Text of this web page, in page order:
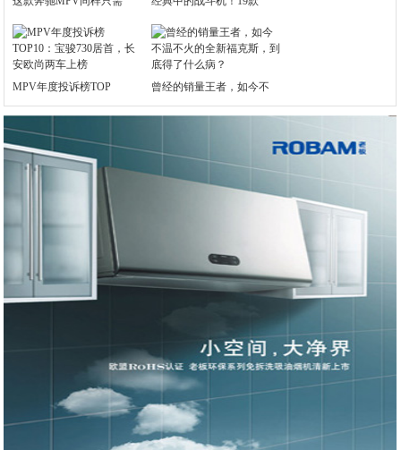
MPV年度投诉榜TOP 曾经的销量王者，如今不